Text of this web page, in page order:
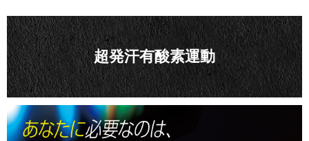
超発汗有酸素運動